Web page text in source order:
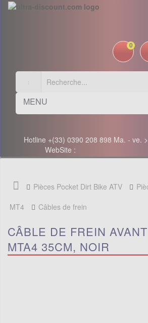
0
MENU
Hotline +(33) 0390 208 898 Ma. - ve.
WebSite :
Pièces Pocket Dirt Bike ATV
MT4
Câbles de frein
CÂBLE DE FREIN
MTA4 35CM, NOIR